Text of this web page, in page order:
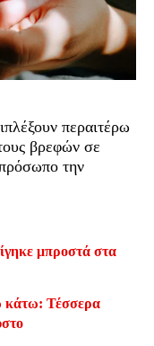
περαιτέρω
βρεφών σε
την
μπροστά στα
κάτω: Τέσσερα